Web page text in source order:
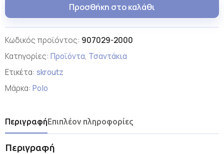
Προσθήκη στο καλάθι
Κωδικός προϊόντος: 907029-2000
Κατηγορίες: Προϊόντα, Τσαντάκια
Ετικέτα: skroutz
Μάρκα: Polo
ΠεριγραφήΕπιπλέον πληροφορίες
Περιγραφή